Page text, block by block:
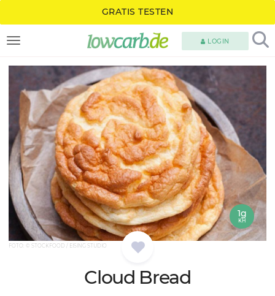
GRATIS TESTEN
TOGGLE NAVIGATION LOGIN
FOTO: © STOCKFOOD / EISING STUDIO
1g
KH
Cloud Bread